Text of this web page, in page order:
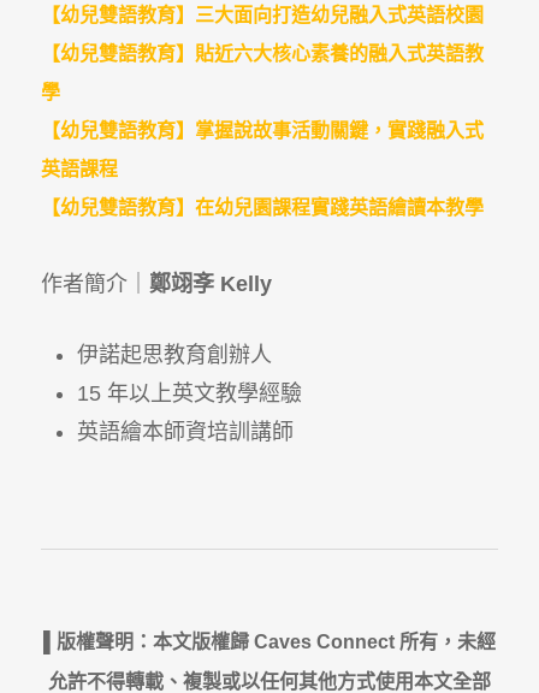
【幼兒雙語教育】三大面向打造幼兒融入式英語校園
【幼兒雙語教育】貼近六大核心素養的融入式英語教
學
【幼兒雙語教育】掌握說故事活動關鍵，實踐融入式
英語課程
【幼兒雙語教育】在幼兒園課程實踐英語繪讀本教學
作者簡介｜ 鄭翊斈 Kelly
伊諾起思教育創辦人
15 年以上英文教學經驗
英語繪本師資培訓講師
▌版權聲明：本文版權歸 Caves Connect 所有，未經
允許不得轉載、複製或以任何其他方式使用本文全部